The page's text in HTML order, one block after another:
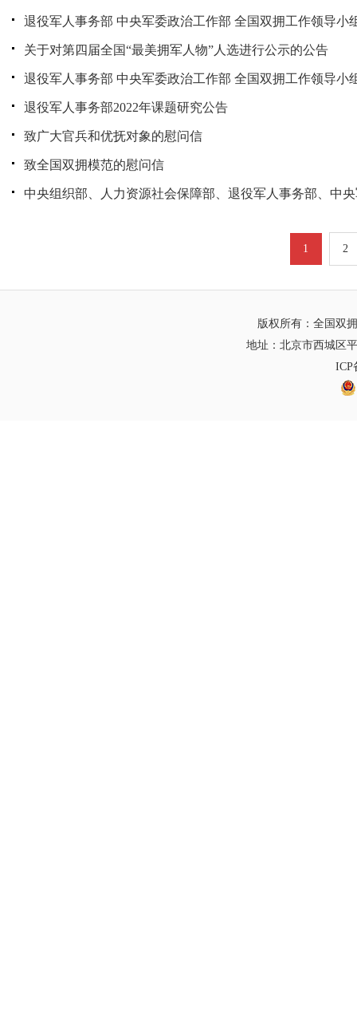
退役军人事务部 中央军委政治工作部 全国双拥工作领导小
关于对第四届全国“最美拥军人物”人选进行公示的公告
退役军人事务部 中央军委政治工作部 全国双拥工作领导
退役军人事务部2022年课题研究公告
致广大官兵和优抚对象的慰问信
致全国双拥模范的慰问信
中央组织部、人力资源社会保障部、退役军人事务部、中
1 2
版权所有：全国双
地址：北京市西城区
ICP